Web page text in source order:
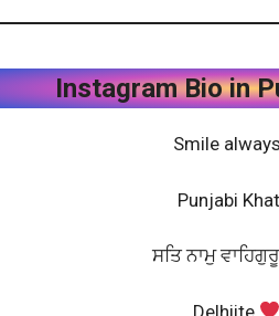
Instagram Bio in
Smile
Punjabi
ਸਤਿ ਨਾਮੁ
Delhiite